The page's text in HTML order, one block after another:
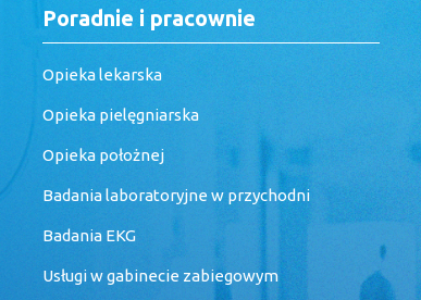
Poradnie i pracownie
Opieka lekarska
Opieka pielęgniarska
Opieka położnej
Badania laboratoryjne w przychodni
Badania EKG
Usługi w gabinecie zabiegowym